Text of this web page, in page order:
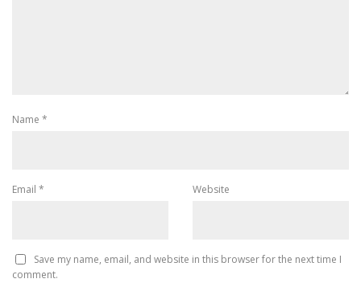
Name *
Email * Website
Save my name, email, and website in this browser for the next time I
comment.